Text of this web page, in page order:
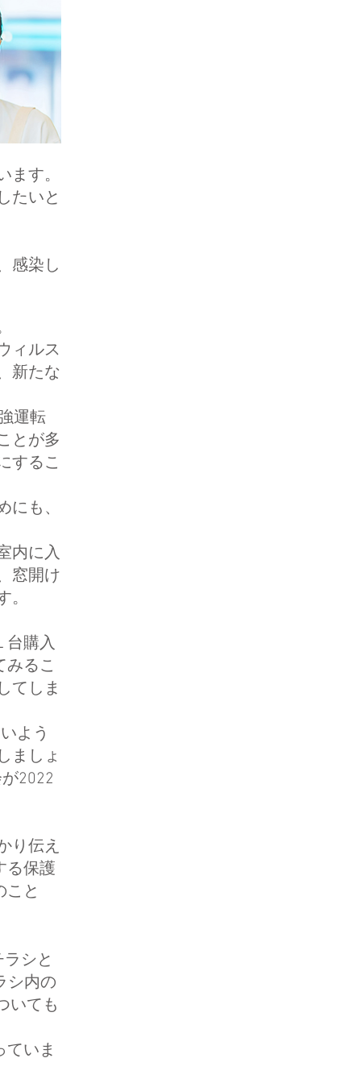
す。
たいと
感染し
ィルス
新たな
運転
とが多
するこ
も、
内に入
窓開け
台購入
みるこ
てしま
よう
ましょ
2022
り伝え
る保護
こと
ラシと
シ内の
いても
ていま